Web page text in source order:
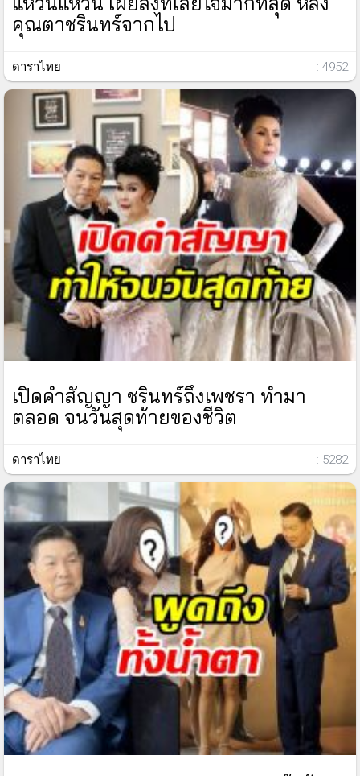
คุณตาชรินทร์จากไป
ดาราไทย : 4952
เปิดคำสัญญา ชรินทร์ถึงเพชรา ทำมา
ตลอด จนวันสุดท้ายของชีวิต
ดาราไทย : 5282